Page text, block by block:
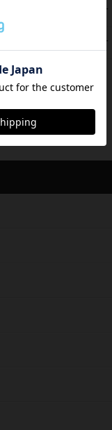
PT
PT
Inc.の商標です。
商標です。